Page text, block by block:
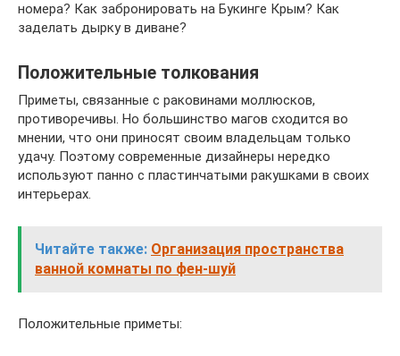
номера? Как забронировать на Букинге Крым? Как
заделать дырку в диване?
Положительные толкования
Приметы, связанные с раковинами моллюсков,
противоречивы. Но большинство магов сходится во
мнении, что они приносят своим владельцам только
удачу. Поэтому современные дизайнеры нередко
используют панно с пластинчатыми ракушками в своих
интерьерах.
Читайте также: Организация пространства
ванной комнаты по фен-шуй
Положительные приметы: